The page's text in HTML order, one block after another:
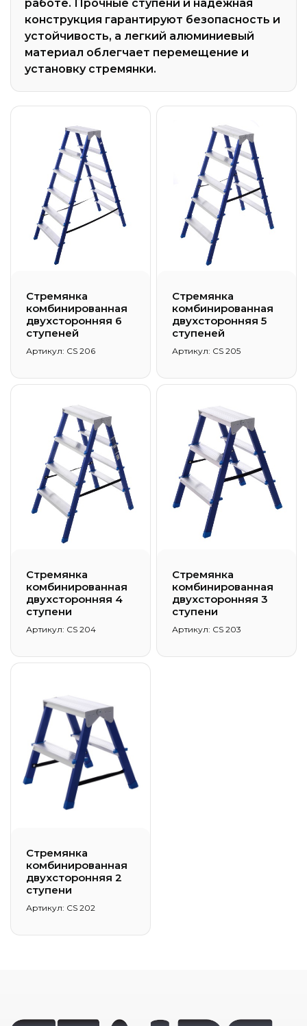
работе. Прочные ступени и надежная
конструкция гарантируют безопасность и
устойчивость, а легкий алюминиевый
материал облегчает перемещение и
установку стремянки.
Стремянка
комбинированная
двухсторонняя 6
ступеней
Артикул: CS 206
Стремянка
комбинированная
двухсторонняя 5
ступеней
Артикул: CS 205
Стремянка
комбинированная
двухсторонняя 4
ступени
Артикул: CS 204
Стремянка
комбинированная
двухсторонняя 3
ступени
Артикул: CS 203
Стремянка
комбинированная
двухсторонняя 2
ступени
Артикул: CS 202